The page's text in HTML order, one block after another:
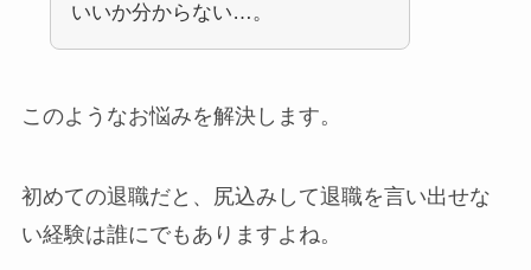
いいか分からない…。
このようなお悩みを解決します。
初めての退職だと、尻込みして退職を言い出せな
い経験は誰にでもありますよね。